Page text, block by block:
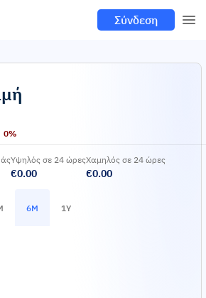
Σύνδεση
0%
Υψηλός σε 24 ώρες
€0.00
Χαμηλός σε 24 ώρες
€0.00
6M 1Y